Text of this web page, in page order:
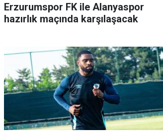
Erzurumspor FK ile Alanyaspor
hazırlık maçında karşılaşacak